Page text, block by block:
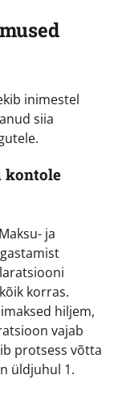
inimestel
siia
kontole
ja
korras.
hiljem,
vajab
protsess võtta
üldjuhul 1.